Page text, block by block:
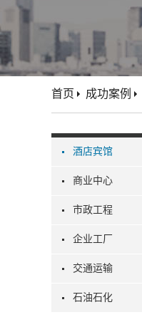
酒店宾馆
商业中心
市政工程
企业工厂
交通运输
石油石化
首页 成功案例